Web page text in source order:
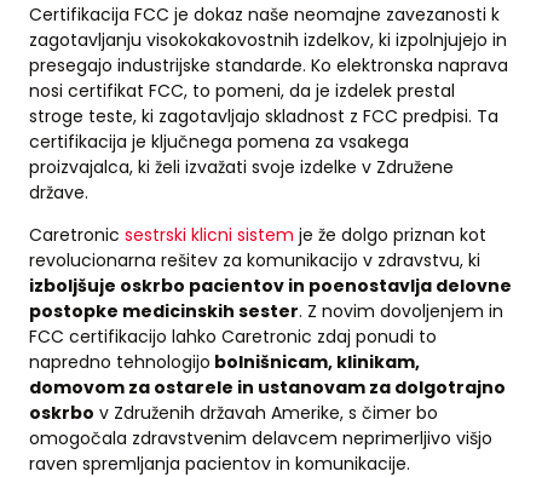
Certifikacija FCC je dokaz naše neomajne zavezanosti k
zagotavljanju visokokakovostnih izdelkov, ki izpolnjujejo in
presegajo industrijske standarde. Ko elektronska naprava
nosi certifikat FCC, to pomeni, da je izdelek prestal
stroge teste, ki zagotavljajo skladnost z FCC predpisi. Ta
certifikacija je ključnega pomena za vsakega
proizvajalca, ki želi izvažati svoje izdelke v Združene
države.
Caretronic sestrski klicni sistem je že dolgo priznan kot
revolucionarna rešitev za komunikacijo v zdravstvu, ki
izboljšuje oskrbo pacientov in poenostavlja delovne
postopke medicinskih sester. Z novim dovoljenjem in
FCC certifikacijo lahko Caretronic zdaj ponudi to
napredno tehnologijo bolnišnicam, klinikam,
domovom za ostarele in ustanovam za dolgotrajno
oskrbo v Združenih državah Amerike, s čimer bo
omogočala zdravstvenim delavcem neprimerljivo višjo
raven spremljanja pacientov in komunikacije.